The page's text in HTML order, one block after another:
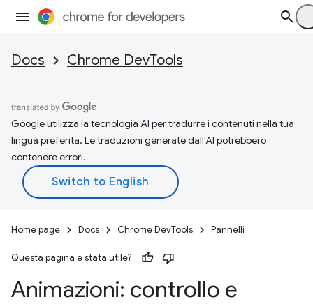
Docs Chrome DevTools
Google utilizza la tecnologia AI per tradurre i contenuti nella tua
lingua preferita. Le traduzioni generate dall'AI potrebbero
contenere errori.
Home page Docs Chrome DevTools Pannelli
Questa pagina è stata utile?
Animazioni: controllo e